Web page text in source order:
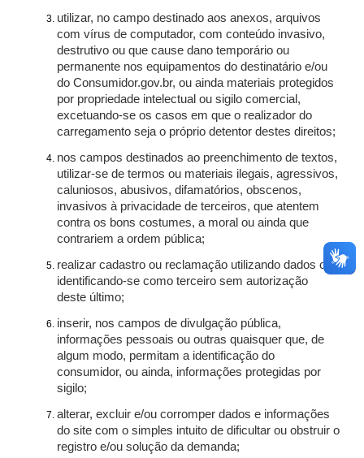
utilizar, no campo destinado aos anexos, arquivos
com vírus de computador, com conteúdo invasivo,
destrutivo ou que cause dano temporário ou
permanente nos equipamentos do destinatário e/ou
do Consumidor.gov.br, ou ainda materiais protegidos
por propriedade intelectual ou sigilo comercial,
excetuando-se os casos em que o realizador do
carregamento seja o próprio detentor destes direitos;
nos campos destinados ao preenchimento de textos,
utilizar-se de termos ou materiais ilegais, agressivos,
caluniosos, abusivos, difamatórios, obscenos,
invasivos à privacidade de terceiros, que atentem
contra os bons costumes, a moral ou ainda que
contrariem a ordem pública;
realizar cadastro ou reclamação utilizando dados ou
identificando-se como terceiro sem autorização
deste último;
inserir, nos campos de divulgação pública,
informações pessoais ou outras quaisquer que, de
algum modo, permitam a identificação do
consumidor, ou ainda, informações protegidas por
sigilo;
alterar, excluir e/ou corromper dados e informações
do site com o simples intuito de dificultar ou obstruir o
registro e/ou solução da demanda;